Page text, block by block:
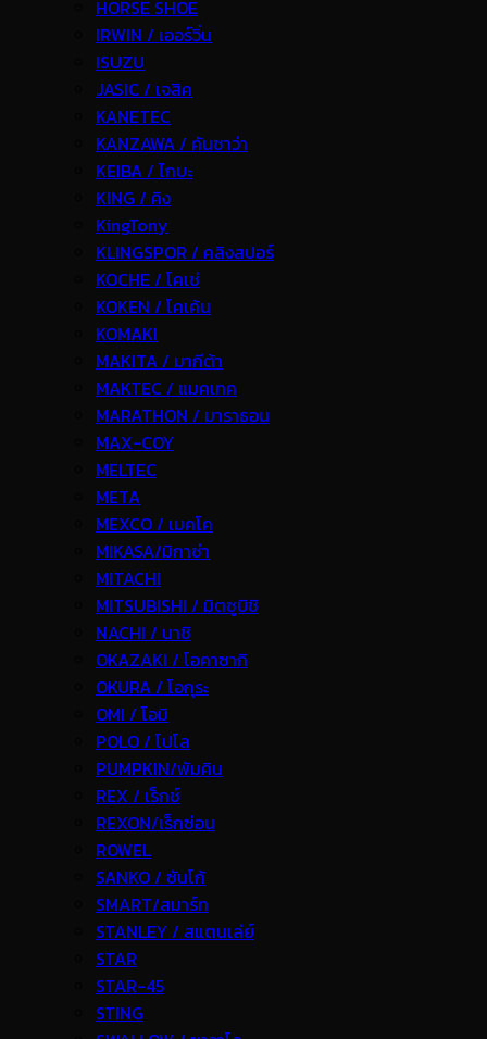
HORSE SHOE
IRWIN / เออร์วิ่น
ISUZU
JASIC / เจสิค
KANETEC
KANZAWA / คันซาว่า
KEIBA / ไกบะ
KING / คิง
KingTony
KLINGSPOR / คลิงสปอร์
KOCHE / โคเช่
KOKEN / โคเค้น
KOMAKI
MAKITA / มากีต้า
MAKTEC / แมคเทค
MARATHON / มาราธอน
MAX-COY
MELTEC
META
MEXCO / เมคโค
MIKASA/มิกาซ่า
MITACHI
MITSUBISHI / มิตซูบิชิ
NACHI / นาชิ
OKAZAKI / โอคาซากิ
OKURA / โอกุระ
OMI / โอมิ
POLO / โปโล
PUMPKIN/พัมคิน
REX / เร็กช์
REXON/เร็กซ่อน
ROWEL
SANKO / ซันโก้
SMART/สมาร์ท
STANLEY / สแตนเล่ย์
STAR
STAR-45
STING